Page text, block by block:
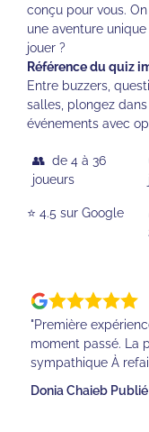
conçu pour vous.
une aventure
jouer ?
Référence du quiz
Entre buzzers,
salles, plongez
événements avec
👥 de 4 à 36
joueurs
⭐️ 4.5 sur Google
"Première
moment passé. La
sympathique À
Donia Chaieb